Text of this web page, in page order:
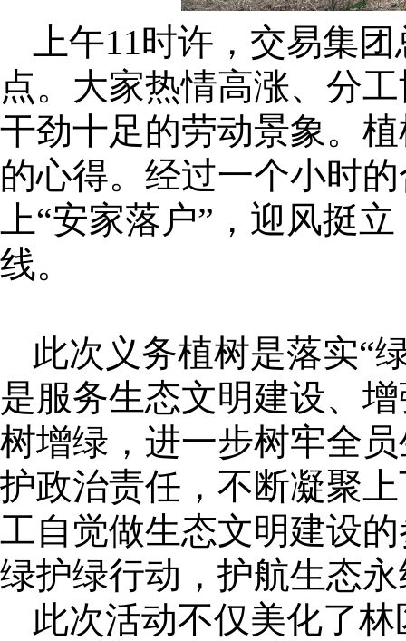
上午11时许，交易集
点。大家热情高涨、分
干劲十足的劳动景象。
的心得。经过一个小时
上“安家落户”，迎风挺
线。
此次义务植树是落实“
是服务生态文明建设、
树增绿，进一步树牢全
护政治责任，不断凝聚
工自觉做生态文明建设
绿护绿行动，护航生态
此次活动不仅美化了